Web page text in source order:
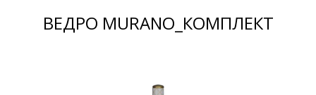
Мебель для ванных комнат
ВЕДРО MURANO_КОМПЛЕКТ